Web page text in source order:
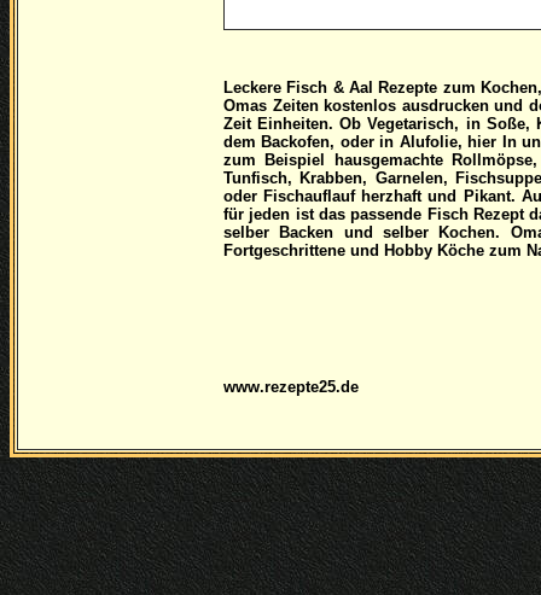
Leckere Fisch & Aal Rezepte zum
Omas Zeiten kostenlos ausdrucken und
Zeit Einheiten. Ob Vegetarisch, in
dem Backofen, oder in Alufolie, hier In
zum Beispiel hausgemachte
Tunfisch, Krabben, Garnelen,
oder Fischauflauf herzhaft und Pikant.
für jeden ist das passende Fisch Rezept
selber Backen und selber Kochen.
Fortgeschrittene und Hobby Köche zum
www.rezepte25.de